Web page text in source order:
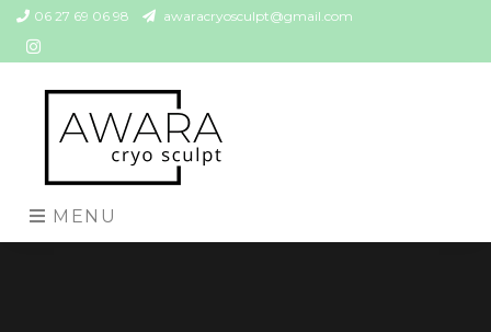
06 27 69 06 98 awaracryosculpt@gmail.com
MENU